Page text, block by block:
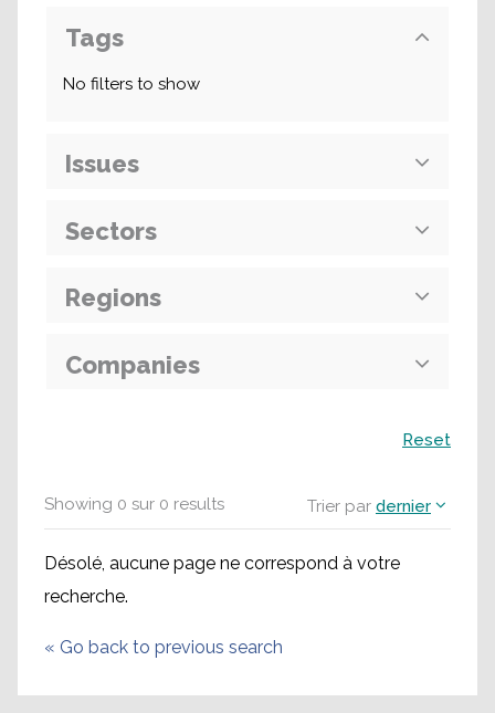
Showing 0 sur 0 results Trier par dernier
Désolé, aucune page ne correspond à votre
recherche.
« Go back to previous search
Tags
No filters to show
Issues
Sectors
Regions
Companies
Reset